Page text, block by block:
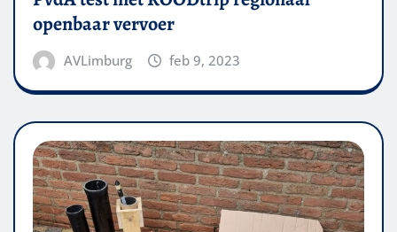
openbaar vervoer
AVLimburg feb 9, 2023